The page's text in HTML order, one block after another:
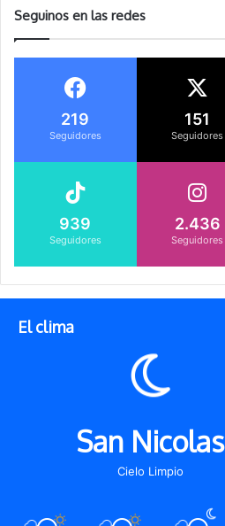
Seguinos en las redes
219
Seguidores
151
Seguidores
939
Seguidores
2.436
Seguidores
El clima
San Nicolas
Cielo Limpio